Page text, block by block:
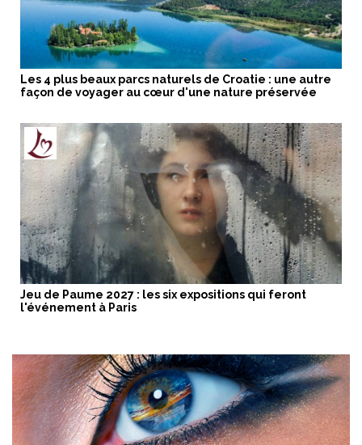
Les 4 plus beaux parcs naturels de Croatie : une autre
façon de voyager au cœur d'une nature préservée
Jeu de Paume 2027 : les six expositions qui feront
l'événement à Paris